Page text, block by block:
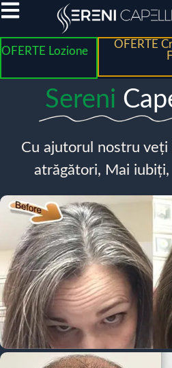
OFERTE Lozione
OFERTE
Sereni
Cu ajutorul nostru
atrăgători, Mai